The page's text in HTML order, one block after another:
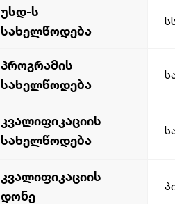
უსდ-ს
სახელწოდება
პროგრამის
სახელწოდება
კვალიფიკაციის
სახელწოდება
კვალიფიკაციის
დონე